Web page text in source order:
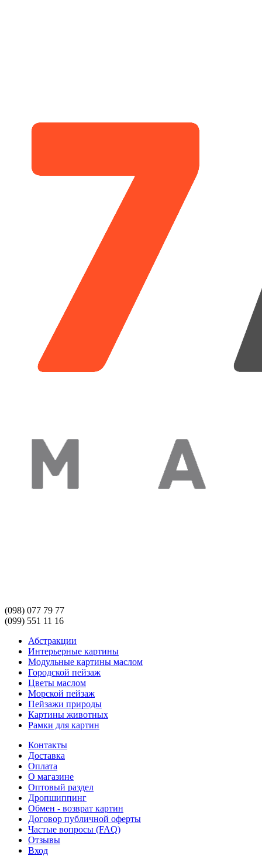
(098) 077 79 77
(099) 551 11 16
Абстракции
Интерьерные картины
Модульные картины маслом
Городской пейзаж
Цветы маслом
Морской пейзаж
Пейзажи природы
Картины животных
Рамки для картин
Контакты
Доставка
Оплата
О магазине
Оптовый раздел
Дропшиппинг
Обмен - возврат картин
Договор публичной оферты
Частые вопросы (FAQ)
Отзывы
Вход